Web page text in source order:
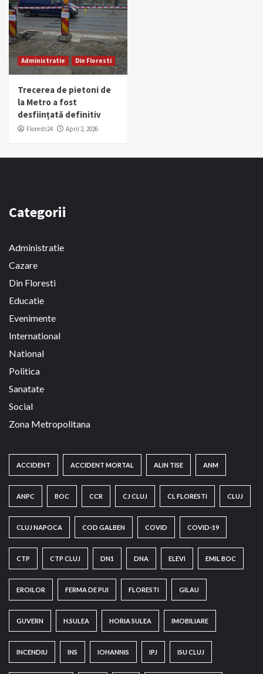
Administratie Din Floresti
Trecerea de pietoni de
la Metro a fost
desființată definitiv
Floresti24 April 2, 2026
Categorii
Administratie
Cazare
Din Floresti
Educatie
Evenimente
International
National
Politica
Sanatate
Social
Zona Metropolitana
ACCIDENT ACCIDENT MORTAL ALIN TISE ANM
ANPC BOC CCR CJ CLUJ CL FLORESTI CLUJ
CLUJ NAPOCA COD GALBEN COVID COVID-19
CTP CTP CLUJ DN1 DNA ELEVI EMIL BOC
EROILOR FERMA DE PUI FLORESTI GILAU
GUVERN H.SULEA HORIA SULEA IMOBILIARE
INCENDIU INS IOHANNIS IPJ ISU CLUJ